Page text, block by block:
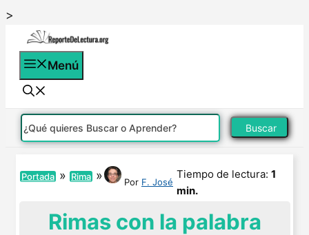
>
contenido
Menú
Buscar
Portada » Rima » Por F. José
Tiempo de lectura: 1
min.
Rimas con la palabra